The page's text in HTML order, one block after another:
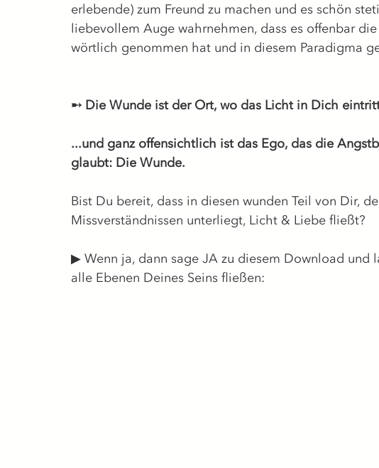
erlebende) zum Freund zu machen und es schön
liebevollem Auge wahrnehmen, dass es offenbar
wörtlich genommen hat und in diesem Paradigma
➸ Die Wunde ist der Ort, wo das Licht in Dich
...und ganz offensichtlich ist das Ego, das die
glaubt: Die Wunde.
Bist Du bereit, dass in diesen wunden Teil von Dir,
Missverständnissen unterliegt, Licht & Liebe fließt?
▶︎ Wenn ja, dann sage JA zu diesem Download und
alle Ebenen Deines Seins fließen: